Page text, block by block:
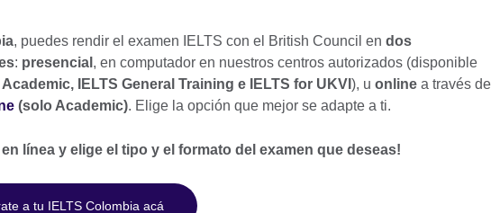
, puedes rendir el examen IELTS con el British Council en dos
: presencial , en computador en nuestros centros autorizados (disponible
Academic, IELTS General Training e IELTS for UKVI ), u online a través de
(solo Academic). Elige la opción que mejor se adapte a ti.
en línea y elige el tipo y el formato del examen que deseas!
a tu IELTS Colombia acá